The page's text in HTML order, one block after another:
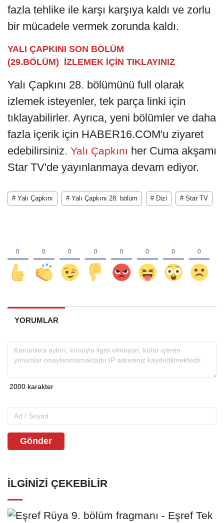
fazla tehlike ile karşı karşıya kaldı ve zorlu
bir mücadele vermek zorunda kaldı.
YALI ÇAPKINI SON BÖLÜM
(29.BÖLÜM) İZLEMEK İÇİN TIKLAYINIZ
Yalı Çapkını 28. bölümünü full olarak
izlemek isteyenler, tek parça linki için
tıklayabilirler. Ayrıca, yeni bölümler ve daha
fazla içerik için HABER16.COM'u ziyaret
edebilirsiniz. Yalı Çapkını her Cuma akşamı
Star TV'de yayınlanmaya devam ediyor.
# Yalı Çapkını # Yalı Çapkını 28. bölüm # Dizi # Star TV
YORUMLAR
Gönder
İLGINIZI ÇEKEBILIR